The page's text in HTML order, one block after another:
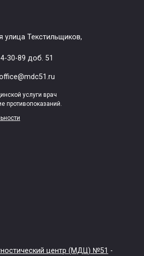
улица Текстильщиков,
30-89 доб. 51
услуги врач
противопоказаний.
центр (МДЦ) №51 -